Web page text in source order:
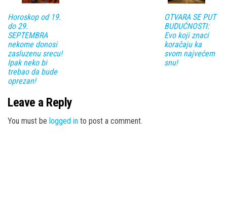
Horoskop od 19.
do 29.
SEPTEMBRA
nekome donosi
zasluzenu srecu!
Ipak neko bi
trebao da bude
oprezan!
OTVARA SE PUT
BUDUĆNOSTI:
Evo koji znaci
koračaju ka
svom najvećem
snu!
Leave a Reply
You must be logged in to post a comment.